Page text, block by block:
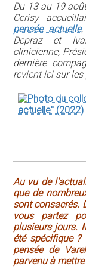
Du 13 au 19
Cerisy
pensée actuelle,
Depraz et
clinicienne,
dernière
revient ici sur
Au vu de
que de
sont consacrés.
vous partez
plusieurs jours.
été spécifique
pensée de
parvenu à